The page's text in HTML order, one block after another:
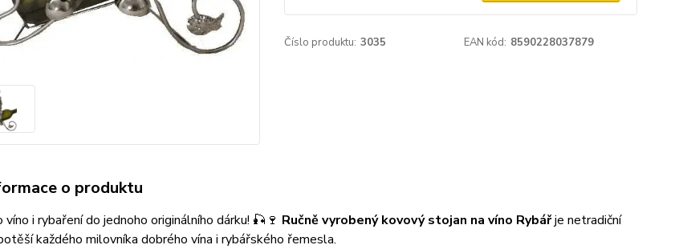
Číslo produktu: 3035 EAN kód: 8590228037879
o produktu
i rybaření do jednoho originálního dárku! 🎣🍷 Ručně vyrobený kovový stojan na víno Rybářje netradiční
každého milovníka dobrého vína i rybářského řemesla.